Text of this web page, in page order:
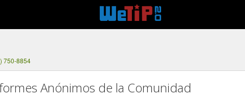
750-8854
Anónimos de la Comunidad